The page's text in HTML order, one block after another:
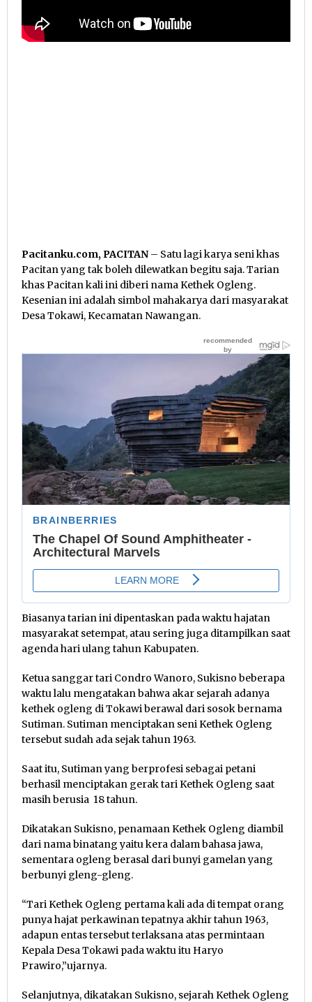
Pacitanku.com, PACITAN – Satu lagi karya seni khas
Pacitan yang tak boleh dilewatkan begitu saja. Tarian
khas Pacitan kali ini diberi nama Kethek Ogleng.
Kesenian ini adalah simbol mahakarya dari masyarakat
Desa Tokawi, Kecamatan Nawangan.
Biasanya tarian ini dipentaskan pada waktu hajatan
masyarakat setempat, atau sering juga ditampilkan saat
agenda hari ulang tahun Kabupaten.
Ketua sanggar tari Condro Wanoro, Sukisno beberapa
waktu lalu mengatakan bahwa akar sejarah adanya
kethek ogleng di Tokawi berawal dari sosok bernama
Sutiman. Sutiman menciptakan seni Kethek Ogleng
tersebut sudah ada sejak tahun 1963.
Saat itu, Sutiman yang berprofesi sebagai petani
berhasil menciptakan gerak tari Kethek Ogleng saat
masih berusia 18 tahun.
Dikatakan Sukisno, penamaan Kethek Ogleng diambil
dari nama binatang yaitu kera dalam bahasa jawa,
sementara ogleng berasal dari bunyi gamelan yang
berbunyi gleng-gleng.
“Tari Kethek Ogleng pertama kali ada di tempat orang
punya hajat perkawinan tepatnya akhir tahun 1963,
adapun entas tersebut terlaksana atas permintaan
Kepala Desa Tokawi pada waktu itu Haryo
Prawiro,”ujarnya.
Selanjutnya, dikatakan Sukisno, sejarah Kethek Ogleng